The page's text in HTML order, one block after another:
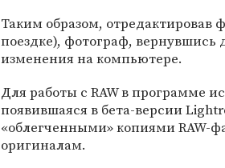
Таким образом,
поездке), фотограф,
изменения на компьютере.
Для работы с RAW в программе
появившаяся в бета-версии
«облегченными» копиями RAW-
оригиналам.